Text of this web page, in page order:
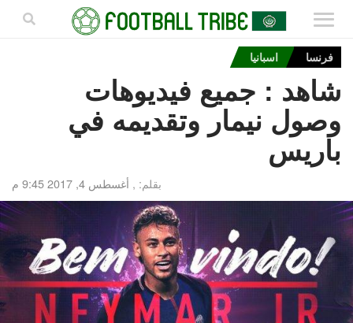
فرنسا اسبانيا
شاهد : جميع فيديوهات
وصول نيمار وتقديمه في
باريس
بقلم: , أغسطس 4, 2017 9:45 م